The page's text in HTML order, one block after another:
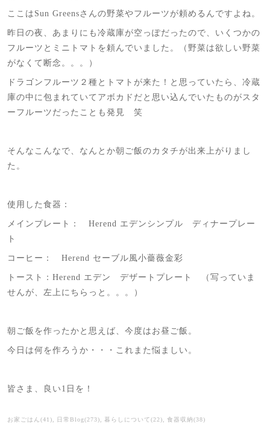
ここはSun Greensさんの野菜やフルーツが頼めるんですよね。
昨日の夜、あまりにも冷蔵庫が空っぽだったので、いくつかの
フルーツとミニトマトを頼んでいました。（野菜は欲しい野菜
がなくて断念。。。）
ドラゴンフルーツ２種とトマトが来た！と思っていたら、冷蔵
庫の中に包まれていてアボカドだと思い込んでいたものがスタ
ーフルーツだったことも発見 笑
そんなこんなで、なんとか朝ご飯のカタチが出来上がりまし
た。
使用した食器：
メインプレート： Herend エデンシンプル ディナープレー
ト
コーヒー： Herend セーブル風小薔薇金彩
トースト：Herend エデン デザートプレート （写っていま
せんが、左上にちらっと。。。）
朝ご飯を作ったかと思えば、今度はお昼ご飯。
今日は何を作ろうか・・・これまた悩ましい。
皆さま、良い1日を！
お家ごはん(41) 日常Blog(273) 暮らしについて(22) 食器収納(38)